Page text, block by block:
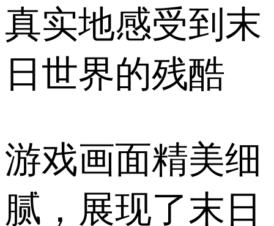
真实地感受到末
日世界的残酷
游戏画面精美细
腻，展现了末日